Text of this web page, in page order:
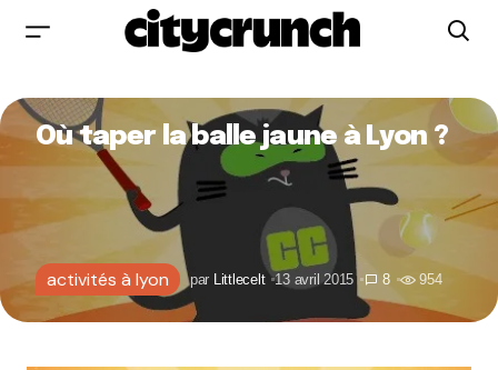
Où taper la balle jaune à Lyon ?
activités à lyon par Littlecelt 13 avril 2015 8 954